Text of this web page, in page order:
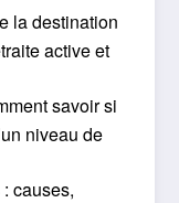
la destination
active et
savoir si
niveau de
causes,